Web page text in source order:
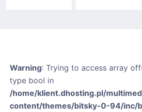
Warning: Trying to access array
type bool in
/home/klient.dhosting.pl/
content/themes/bitsky-0-94/inc/